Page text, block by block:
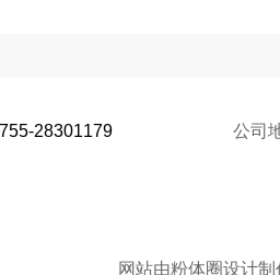
28301179 公司
网站由粉体圈设计